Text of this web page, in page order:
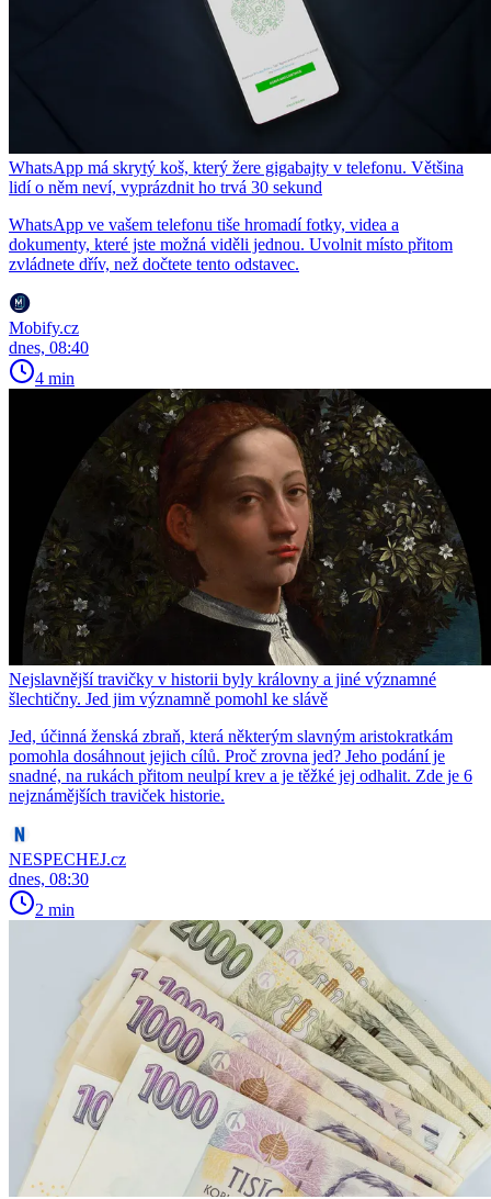
WhatsApp má skrytý koš, který žere gigabajty v telefonu. Většina
lidí o něm neví, vyprázdnit ho trvá 30 sekund
WhatsApp ve vašem telefonu tiše hromadí fotky, videa a
dokumenty, které jste možná viděli jednou. Uvolnit místo přitom
zvládnete dřív, než dočtete tento odstavec.
Mobify.cz
dnes, 08:40
4 min
Nejslavnější travičky v historii byly královny a jiné významné
šlechtičny. Jed jim významně pomohl ke slávě
Jed, účinná ženská zbraň, která některým slavným aristokratkám
pomohla dosáhnout jejich cílů. Proč zrovna jed? Jeho podání je
snadné, na rukách přitom neulpí krev a je těžké jej odhalit. Zde je 6
nejznámějších traviček historie.
NESPECHEJ.cz
dnes, 08:30
2 min